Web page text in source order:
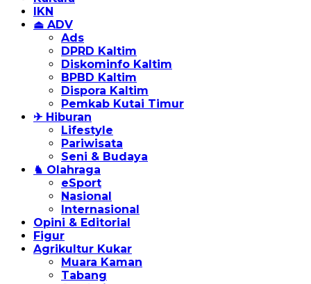
IKN
⏏ ADV
Ads
DPRD Kaltim
Diskominfo Kaltim
BPBD Kaltim
Dispora Kaltim
Pemkab Kutai Timur
✈ Hiburan
Lifestyle
Pariwisata
Seni & Budaya
♞ Olahraga
eSport
Nasional
Internasional
Opini & Editorial
Figur
Agrikultur Kukar
Muara Kaman
Tabang